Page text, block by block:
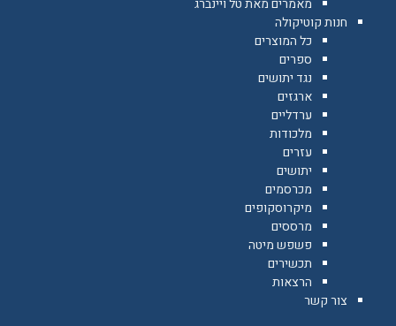
מאמרים מאת טל ויינברג
חנות קוטיקולה
כל המוצרים
ספרים
נגד יתושים
ארגזים
ערדליים
מלכודות
עזרים
יתושים
מכרסמים
מיקרוסקופים
מרססים
פשפש מיטה
תכשירים
הרצאות
צור קשר